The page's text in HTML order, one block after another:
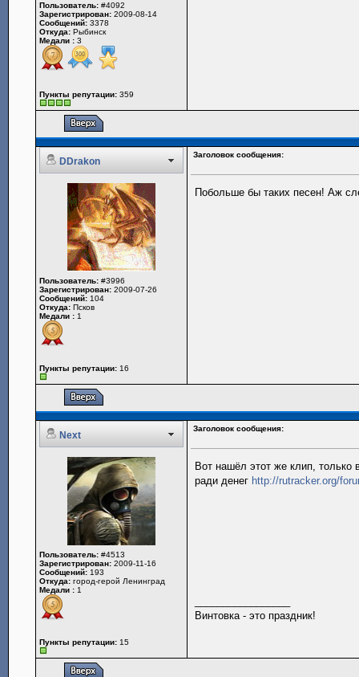
Пользователь: #4092
Зарегистрирован: 2009-08-14
Сообщений: 3378
Откуда: Рыбинск
Медали : 3
Пункты репутации: 359
DDrakon
Заголовок сообщения:
Пользователь: #3996
Зарегистрирован: 2009-07-26
Сообщений: 104
Откуда: Псков
Медали : 1
Пункты репутации: 16
Побольше бы таких песен! Аж
Next
Заголовок сообщения:
Пользователь: #4513
Зарегистрирован: 2009-11-16
Сообщений: 193
Откуда: город-герой Ленинград
Медали : 1
Пункты репутации: 15
Вот нашёл этот же клип, только
ради денег http://rutracker.org/
Винтовка - это праздник!